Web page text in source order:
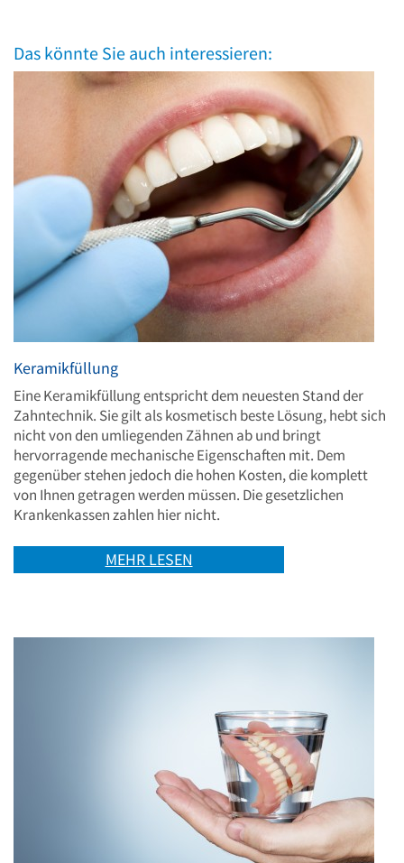
Das könnte Sie auch interessieren:
Keramikfüllung
Eine Keramikfüllung entspricht dem neuesten Stand der
Zahntechnik. Sie gilt als kosmetisch beste Lösung, hebt sich
nicht von den umliegenden Zähnen ab und bringt
hervorragende mechanische Eigenschaften mit. Dem
gegenüber stehen jedoch die hohen Kosten, die komplett
von Ihnen getragen werden müssen. Die gesetzlichen
Krankenkassen zahlen hier nicht.
MEHR LESEN